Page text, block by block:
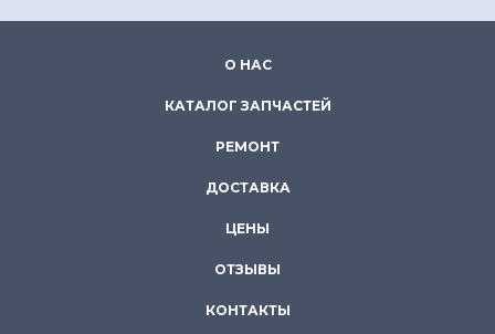
О НАС
КАТАЛОГ ЗАПЧАСТЕЙ
РЕМОНТ
ДОСТАВКА
ЦЕНЫ
ОТЗЫВЫ
КОНТАКТЫ